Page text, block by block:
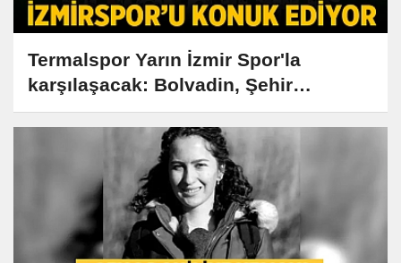
Termalspor Yarın İzmir Spor'la
karşılaşacak: Bolvadin, Şehir
Stadyumu'nu Doldurun!